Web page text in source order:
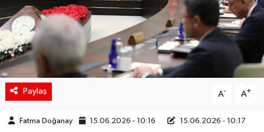
Paylaş A- A+
Fatma Doğanay 15.06.2026 - 10:16 15.06.2026 - 10:17
Teknoloji
Yaşam